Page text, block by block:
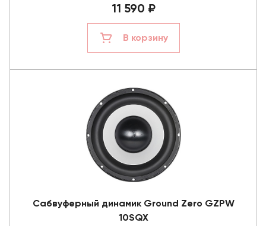
11 590 ₽
В корзину
Сабвуферный динамик Ground Zero GZPW
10SQX